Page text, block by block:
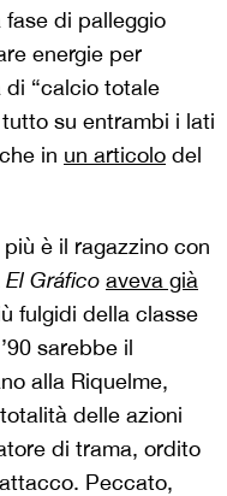
fase di palleggio
energie per
di “calcio totale
su entrambi i lati
in un articolo del
è il ragazzino con
El Gráfico aveva già
fulgidi della classe
sarebbe il
alla Riquelme,
delle azioni
di trama, ordito
Peccato,